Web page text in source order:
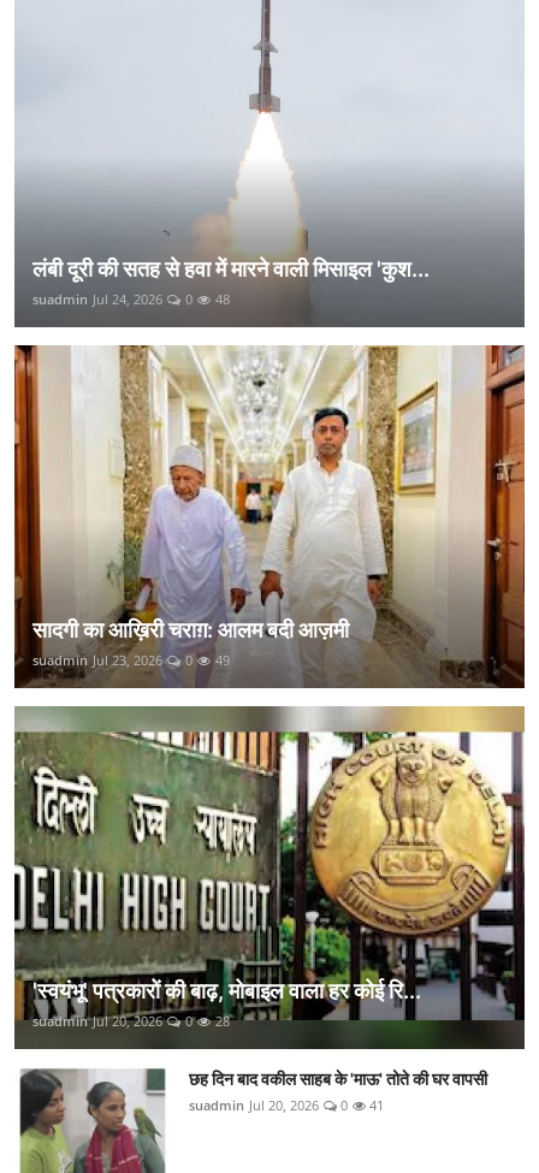
लंबी दूरी की सतह से हवा में मारने वाली मिसाइल 'कुश...
suadmin Jul 24, 2026 0 48
सादगी का आख़िरी चराग़: आलम बदी आज़मी
suadmin Jul 23, 2026 0 49
'स्वयंभू' पत्रकारों की बाढ़, मोबाइल वाला हर कोई रि...
suadmin Jul 20, 2026 0 28
छह दिन बाद वकील साहब के 'माऊ' तोते की घर वापसी
suadmin Jul 20, 2026 0 41